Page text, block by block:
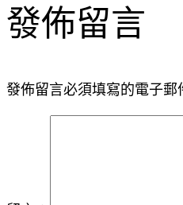
發佈留言
發佈留言必須填寫的電子郵